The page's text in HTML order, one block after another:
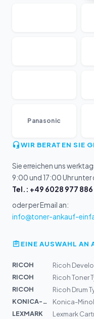
Panasonic
WIR BERATEN SIE
Sie erreichen uns
9:00 und 17:00 Uhr unter
Tel.: +49 6028 977 886
oder per Email an:
info@toner-ankauf-
EINE AUSWAHL AN
RICOH
RICOH
Ricoh Toner
RICOH
Ricoh Drum
KONICA-MIN...
LEXMARK